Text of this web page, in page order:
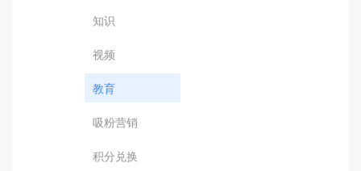
知识
视频
教育
吸粉营销
积分兑换